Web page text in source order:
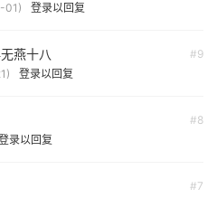
01) 登录以回复
#9
燕十八
登录以回复
#8
录以回复
#7